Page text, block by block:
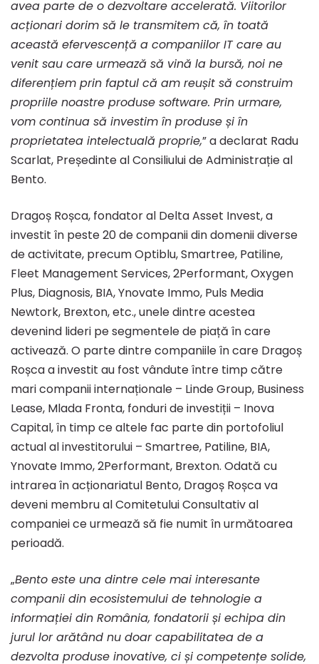
avea parte de o dezvoltare accelerată. Viitorilor
acționari dorim să le transmitem că, în toată
această efervescență a companiilor IT care au
venit sau care urmează să vină la bursă, noi ne
diferențiem prin faptul că am reușit să construim
propriile noastre produse software. Prin urmare,
vom continua să investim în produse și în
proprietatea intelectuală proprie,” a declarat Radu
Scarlat, Președinte al Consiliului de Administrație al
Bento.
Dragoș Roșca, fondator al Delta Asset Invest, a
investit în peste 20 de companii din domenii diverse
de activitate, precum Optiblu, Smartree, Patiline,
Fleet Management Services, 2Performant, Oxygen
Plus, Diagnosis, BIA, Ynovate Immo, Puls Media
Newtork, Brexton, etc., unele dintre acestea
devenind lideri pe segmentele de piață în care
activează. O parte dintre companiile în care Dragoș
Roșca a investit au fost vândute între timp către
mari companii internaționale – Linde Group, Business
Lease, Mlada Fronta, fonduri de investiții – Inova
Capital, în timp ce altele fac parte din portofoliul
actual al investitorului – Smartree, Patiline, BIA,
Ynovate Immo, 2Performant, Brexton. Odată cu
intrarea în acționariatul Bento, Dragoș Roșca va
deveni membru al Comitetului Consultativ al
companiei ce urmează să fie numit în următoarea
perioadă.
„Bento este una dintre cele mai interesante
companii din ecosistemului de tehnologie a
informației din România, fondatorii și echipa din
jurul lor arătând nu doar capabilitatea de a
dezvolta produse inovative, ci și competențe solide,